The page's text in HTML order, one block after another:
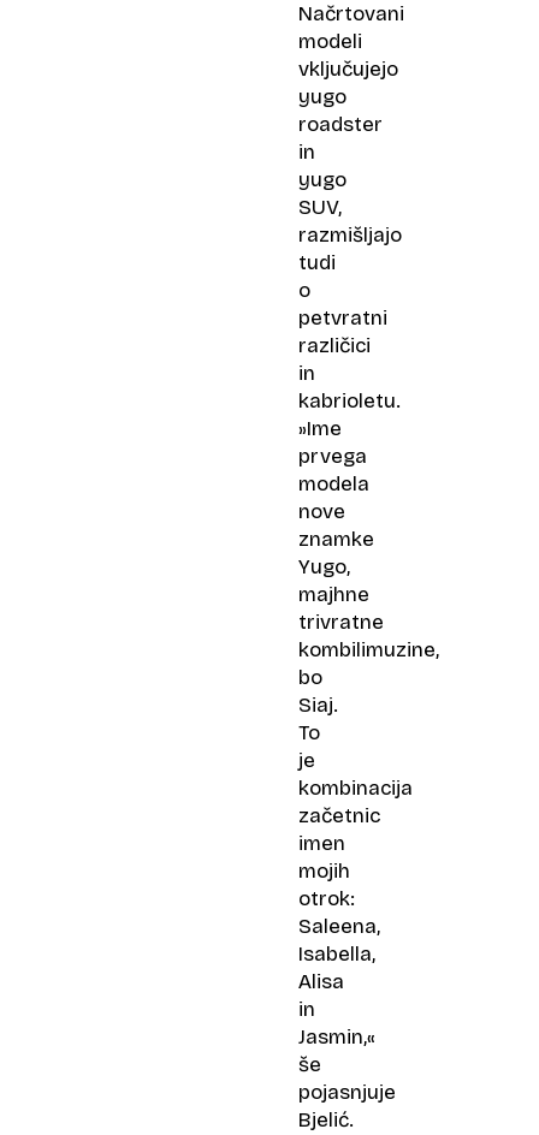
Načrtovani
modeli
vključujejo
yugo
roadster
in
yugo
SUV,
razmišljajo
tudi
o
petvratni
različici
in
kabrioletu.
»Ime
prvega
modela
nove
znamke
Yugo,
majhne
trivratne
kombilimuzine,
bo
Siaj.
To
je
kombinacija
začetnic
imen
mojih
otrok:
Saleena,
Isabella,
Alisa
in
Jasmin,«
še
pojasnjuje
Bjelić.